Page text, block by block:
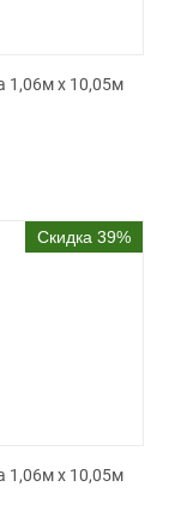
1,06м х 10,05м
Скидка 39%
1,06м х 10,05м